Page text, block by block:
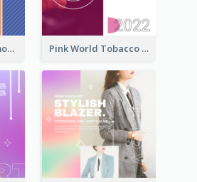
Strip Pattern Memorial Day Instagram Post Pink World Tobacco Day Instagram Post